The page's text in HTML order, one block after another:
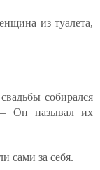
из туалета,
собирался
— Он называл их
сами за себя.